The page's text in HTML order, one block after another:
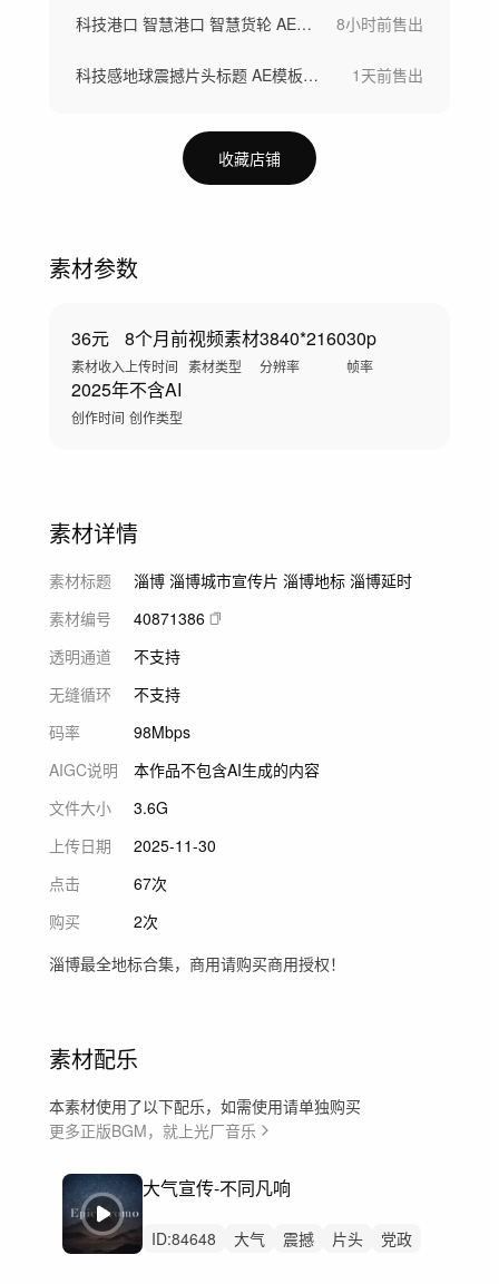
科技港口 智慧港口 智慧货轮 AE模板 8小时前售出
科技感地球震撼片头标题 AE模板（5组） 1天前售出
收藏店铺
素材参数
36元
素材收入
8个月前
上传时间
视频素材
素材类型
3840*2160
分辨率
30p
帧率
2025年
创作时间
不含AI
创作类型
素材详情
素材标题
淄博 淄博城市宣传片 淄博地标 淄博延时
素材编号
40871386
透明通道
不支持
无缝循环
不支持
码率
98Mbps
AIGC说明
本作品不包含AI生成的内容
文件大小
3.6G
上传日期
2025-11-30
点击
67次
购买
2次
淄博最全地标合集，商用请购买商用授权！
素材配乐
本素材使用了以下配乐，如需使用请单独购买
更多正版BGM，就上光厂音乐
大气宣传-不同凡响
ID:84648 大气 震撼 片头
党政